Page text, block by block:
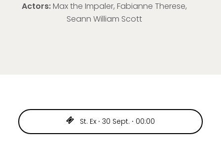
Actors:Max the Impaler, Fabianne Therese,
Seann William Scott
St. Ex ⸱ 30 Sept. ⸱ 00:00